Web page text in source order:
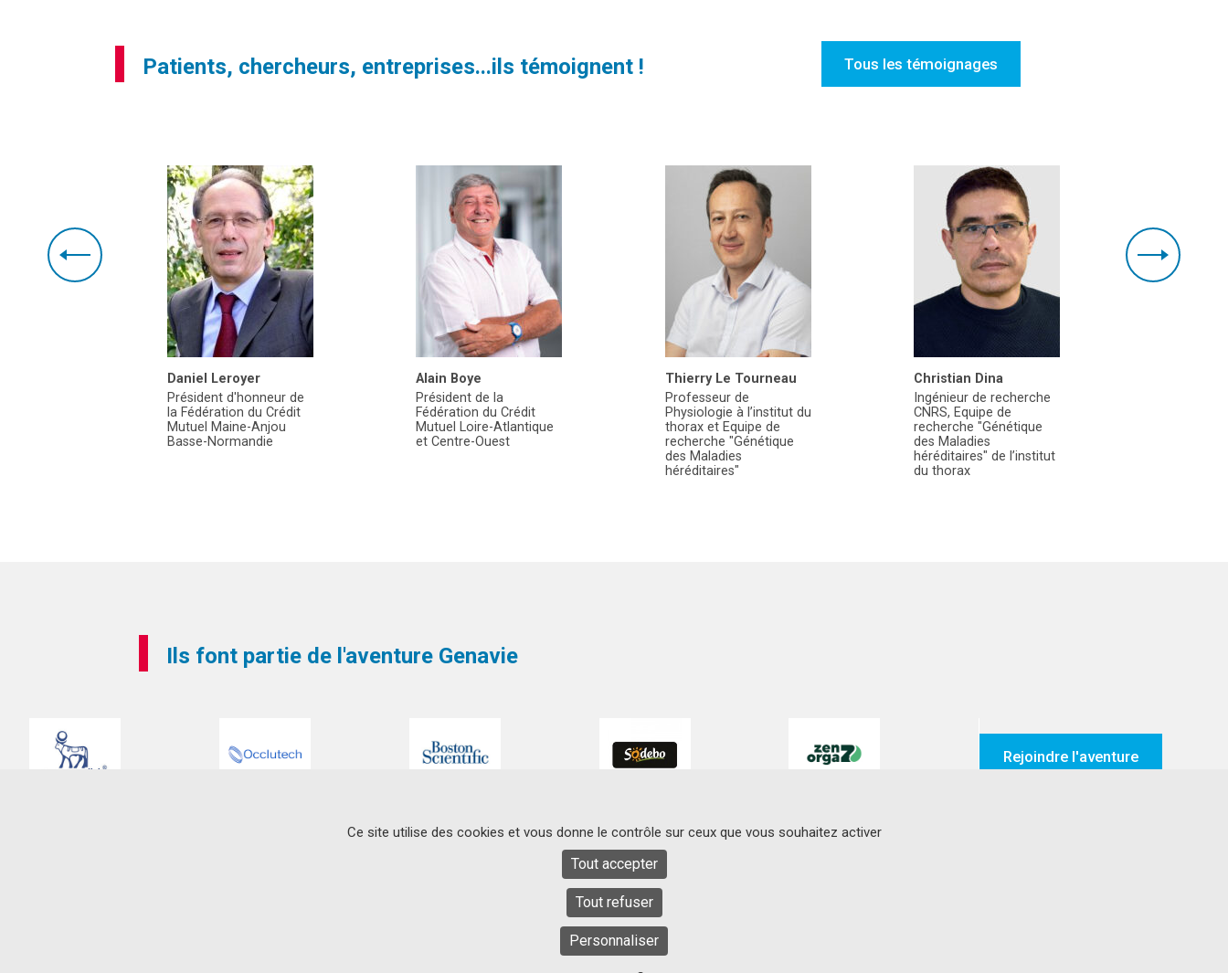
Patients, chercheurs, entreprises...ils témoignent ! Tous les témoignages
Daniel Leroyer
Président d'honneur de
la Fédération du Crédit
Mutuel Maine-Anjou
Basse-Normandie
Alain Boye
Président de la
Fédération du Crédit
Mutuel Loire-Atlantique
et Centre-Ouest
Thierry Le Tourneau
Professeur de
Physiologie à l’institut du
thorax et Equipe de
recherche "Génétique
des Maladies
héréditaires"
Christian Dina
Ingénieur de recherche
CNRS, Equipe de
recherche "Génétique
des Maladies
héréditaires" de l’institut
du thorax
Ils font partie de l'aventure Genavie
Rejoindre l'aventure
Ce site utilise des cookies et vous donne le contrôle sur ceux que vous souhaitez activer
Tout accepter
Tout refuser
Personnaliser